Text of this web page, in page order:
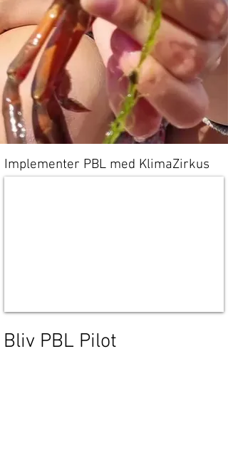
Implementer PBL med KlimaZirkus
Bliv PBL Pilot